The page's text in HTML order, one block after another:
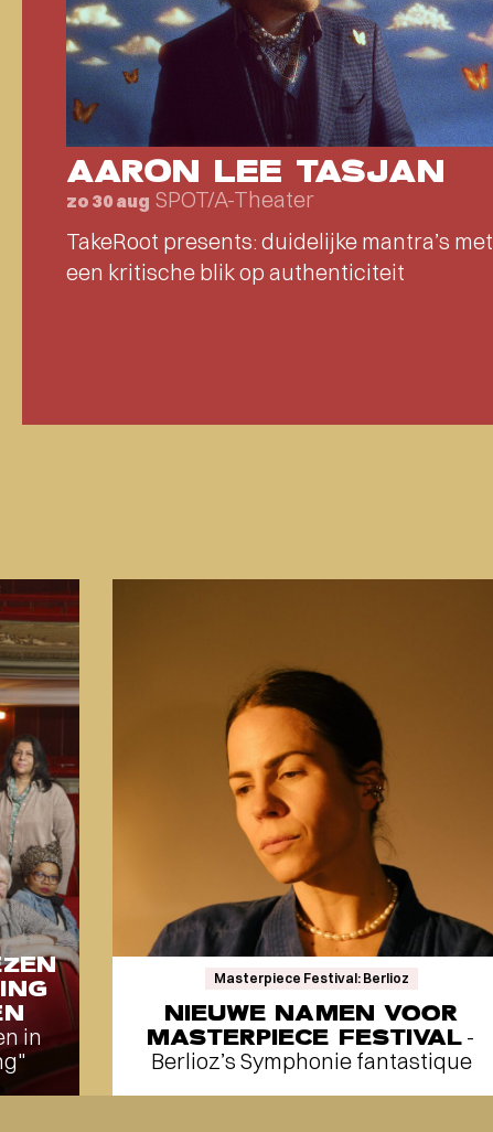
AARON LEE TASJAN
zo 30 aug SPOT/A-Theater
TakeRoot presents: duidelijke mantra’s met
een kritische blik op authenticiteit
in
Masterpiece Festival: Berlioz
NIEUWE NAMEN VOOR
MASTERPIECE FESTIVAL -
Berlioz’s Symphonie fantastique